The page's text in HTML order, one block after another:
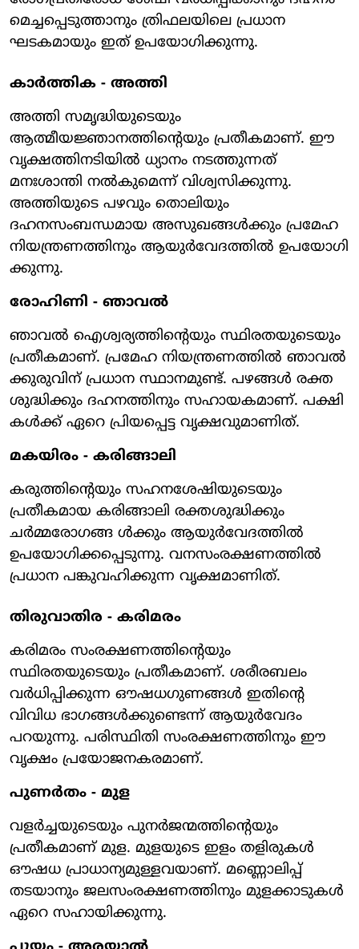
മെച്ചപ്പെടുത്താനും ത്രിഫലയിലെ പ്രധാന
ഘടകമായും ഇത് ഉപയോഗിക്കുന്നു.
കാര്‍ത്തിക - അത്തി
അത്തി സമൃദ്ധിയുടെയും
ആത്മീയജ്ഞാനത്തിന്റെയും പ്രതീകമാണ്. ഈ
വൃക്ഷത്തിനടിയില്‍ ധ്യാനം നടത്തുന്നത്
മനഃശാന്തി നല്‍കുമെന്ന് വിശ്വസിക്കുന്നു.
അത്തിയുടെ പഴവും തൊലിയും
ദഹനസംബന്ധമായ അസുഖങ്ങള്‍ക്കും പ്രമേഹ
നിയന്ത്രണത്തിനും ആയുര്‍വേദത്തില്‍ ഉപയോഗി
ക്കുന്നു.
രോഹിണി - ഞാവല്‍
ഞാവല്‍ ഐശ്വര്യത്തിന്റെയും സ്ഥിരതയുടെയും
പ്രതീകമാണ്. പ്രമേഹ നിയന്ത്രണത്തില്‍ ഞാവല്‍
ക്കുരുവിന് പ്രധാന സ്ഥാനമുണ്ട്. പഴങ്ങള്‍ രക്ത
ശുദ്ധിക്കും ദഹനത്തിനും സഹായകമാണ്. പക്ഷി
കള്‍ക്ക് ഏറെ പ്രിയപ്പെട്ട വൃക്ഷവുമാണിത്.
മകയിരം - കരിങ്ങാലി
കരുത്തിന്റെയും സഹനശേഷിയുടെയും
പ്രതീകമായ കരിങ്ങാലി രക്തശുദ്ധിക്കും
ചര്‍മ്മരോഗങ്ങ ള്‍ക്കും ആയുര്‍വേദത്തില്‍
ഉപയോഗിക്കപ്പെടുന്നു. വനസംരക്ഷണത്തില്‍
പ്രധാന പങ്കുവഹിക്കുന്ന വൃക്ഷമാണിത്.
തിരുവാതിര - കരിമരം
കരിമരം സംരക്ഷണത്തിന്റെയും
സ്ഥിരതയുടെയും പ്രതീകമാണ്. ശരീരബലം
വര്‍ധിപ്പിക്കുന്ന ഔഷധഗുണങ്ങള്‍ ഇതിന്റെ
വിവിധ ഭാഗങ്ങള്‍ക്കുണ്ടെന്ന് ആയുര്‍വേദം
പറയുന്നു. പരിസ്ഥിതി സംരക്ഷണത്തിനും ഈ
വൃക്ഷം പ്രയോജനകരമാണ്.
പുണര്‍തം - മുള
വളര്‍ച്ചയുടെയും പുനര്‍ജന്മത്തിന്റെയും
പ്രതീകമാണ് മുള. മുളയുടെ ഇളം തളിരുകള്‍
ഔഷധ പ്രാധാന്യമുള്ളവയാണ്. മണ്ണൊലിപ്പ്
തടയാനും ജലസംരക്ഷണത്തിനും മുളക്കാടുകള്‍
ഏറെ സഹായിക്കുന്നു.